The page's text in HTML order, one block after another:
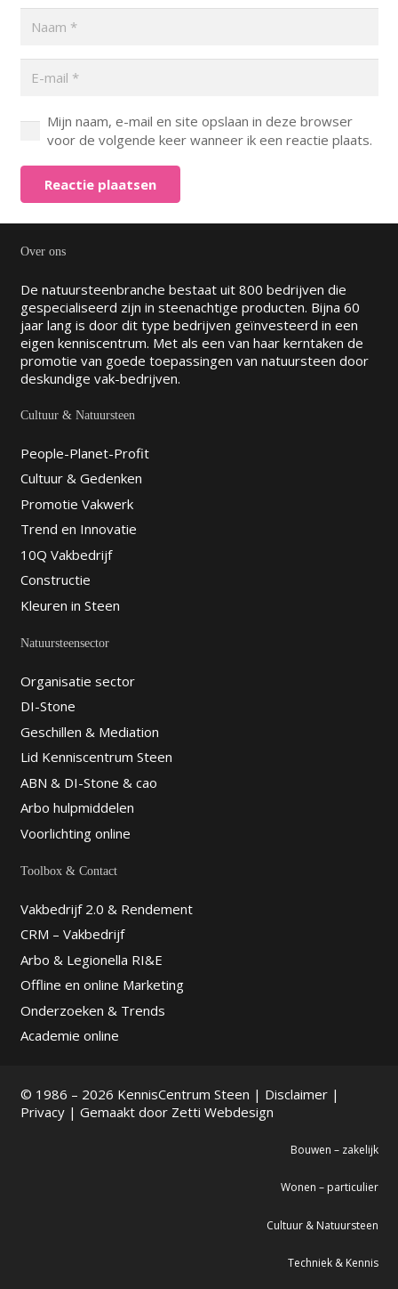
Mijn naam, e-mail en site opslaan in deze browser
voor de volgende keer wanneer ik een reactie plaats.
Reactie plaatsen
Over ons
De natuursteenbranche bestaat uit 800 bedrijven die
gespecialiseerd zijn in steenachtige producten. Bijna 60
jaar lang is door dit type bedrijven geïnvesteerd in een
eigen kenniscentrum. Met als een van haar kerntaken de
promotie van goede toepassingen van natuursteen door
deskundige vak-bedrijven.
Cultuur & Natuursteen
People-Planet-Profit
Cultuur & Gedenken
Promotie Vakwerk
Trend en Innovatie
10Q Vakbedrijf
Constructie
Kleuren in Steen
Natuursteensector
Organisatie sector
DI-Stone
Geschillen & Mediation
Lid Kenniscentrum Steen
ABN & DI-Stone & cao
Arbo hulpmiddelen
Voorlichting online
Toolbox & Contact
Vakbedrijf 2.0 & Rendement
CRM – Vakbedrijf
Arbo & Legionella RI&E
Offline en online Marketing
Onderzoeken & Trends
Academie online
© 1986 – 2026 KennisCentrum Steen | Disclaimer|
Privacy| Gemaakt door Zetti Webdesign
Bouwen – zakelijk
Wonen – particulier
Cultuur & Natuursteen
Techniek & Kennis